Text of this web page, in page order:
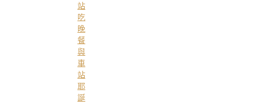
站
吃
晚
餐
與
車
站
耶
誕